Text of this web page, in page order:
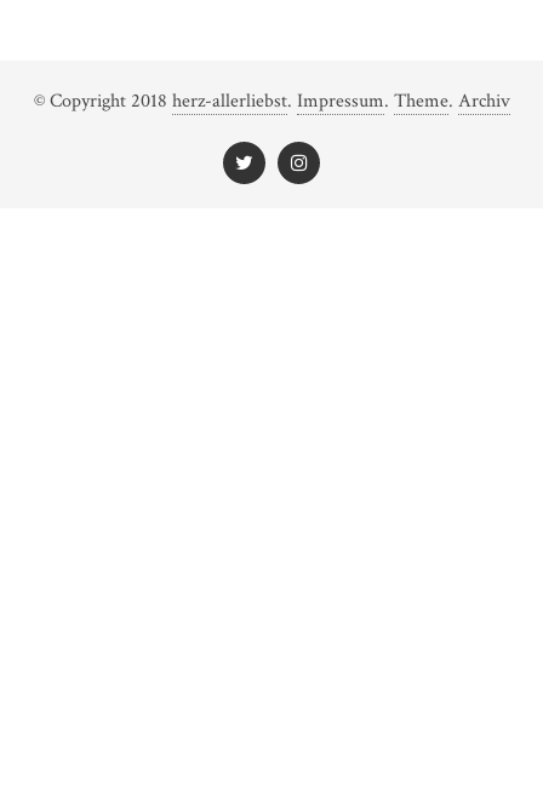
© Copyright 2018 herz-allerliebst. Impressum. Theme. Archiv